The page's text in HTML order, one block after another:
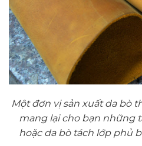
Một đơn vị sản xuất da bò
mang lại cho bạn những
hoặc da bò tách lớp phủ